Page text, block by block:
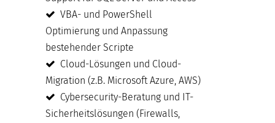
VBA- und PowerShell
Optimierung und Anpassung
bestehender Scripte
Cloud-Lösungen und Cloud-
Migration (z.B. Microsoft Azure, AWS)
Cybersecurity-Beratung und IT-
Sicherheitslösungen (Firewalls,